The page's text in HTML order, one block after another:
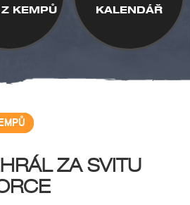
KEMPŮ KALENDÁŘ
ZA SVITU